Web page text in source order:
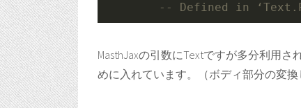
-- Defined in
MasthJaxの引数にTextですが多分利用
めに入れています。（ボディ部分の変